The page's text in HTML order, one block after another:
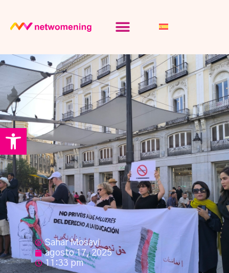
Abrir barra de herramientas
Sahar Mosavi
agosto 17, 2025
11:33 pm